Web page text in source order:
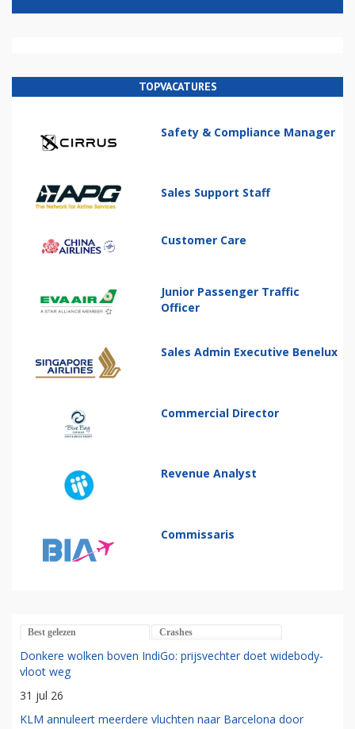
TOPVACATURES
Safety & Compliance Manager
Sales Support Staff
Customer Care
Junior Passenger Traffic
Officer
Sales Admin Executive Benelux
Commercial Director
Revenue Analyst
Commissaris
Best gelezen Crashes
Donkere wolken boven IndiGo: prijsvechter doet widebody-
vloot weg
31 jul 26
KLM annuleert meerdere vluchten naar Barcelona door